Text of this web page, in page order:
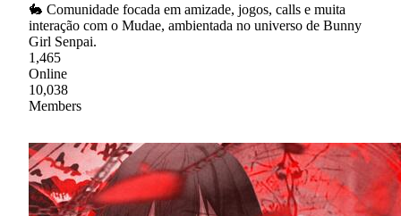
🐇 Comunidade focada em amizade, jogos, calls e muita
interação com o Mudae, ambientada no universo de Bunny
Girl Senpai.
1,465
Online
10,038
Members